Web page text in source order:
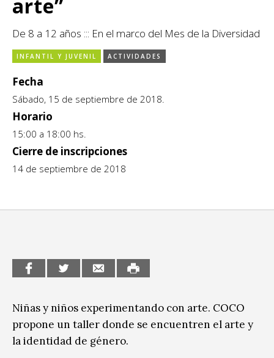
CCE en el interior/libros
Formación
Infantil y Juvenil
Letras
Medio Ambiente
Sin categoría
arte”
De 8 a 12 años ::: En el marco del Mes de la Diversidad
INFANTIL Y JUVENIL ACTIVIDADES
Fecha
Sábado, 15 de septiembre de 2018.
Horario
15:00 a 18:00 hs.
Cierre de inscripciones
14 de septiembre de 2018
Niñas y niños experimentando con arte. COCO
propone un taller donde se encuentren el arte y
la identidad de género.